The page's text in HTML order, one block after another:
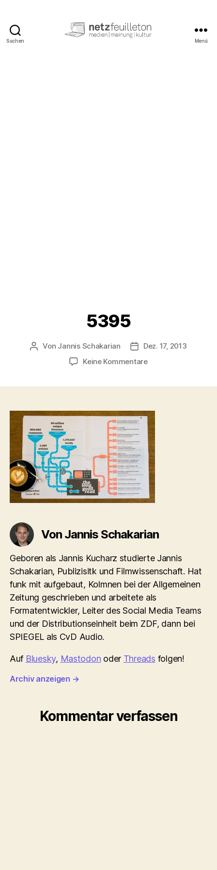
Suchen Menü
5395
Beitragsautor
Von Jannis Schakarian
Dez. 17, 2013
Keine Kommentarezu
Von Jannis Schakarian
Geboren als Jannis Kucharz studierte Jannis
Schakarian, Publizisitk und Filmwissenschaft. Hat
funk mit aufgebaut, Kolmnen bei der Allgemeinen
Zeitung geschrieben und arbeitete als
Formatentwickler, Leiter des Social Media Teams
und der Distributionseinheit beim ZDF, dann bei
SPIEGEL als CvD Audio.
Auf Bluesky, Mastodon oder Threads folgen!
Archiv anzeigen →
Kommentar verfassen